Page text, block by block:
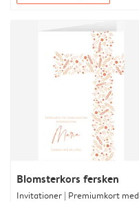
Blomsterkors fersken
Invitationer | Premiumkort med